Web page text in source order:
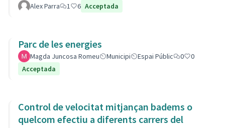
Alex Parra 1 6 Acceptada
Parc de les energies
Magda Juncosa Romeu Municipi Espai Públic 0
0
Acceptada
Control de velocitat mitjançan badems o
quelcom efectiu a diferents carrers del